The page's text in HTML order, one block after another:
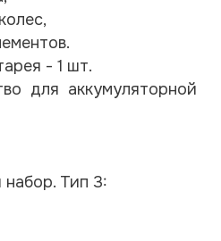
- 1 шт.
для аккумуляторной
набор. Тип 3: